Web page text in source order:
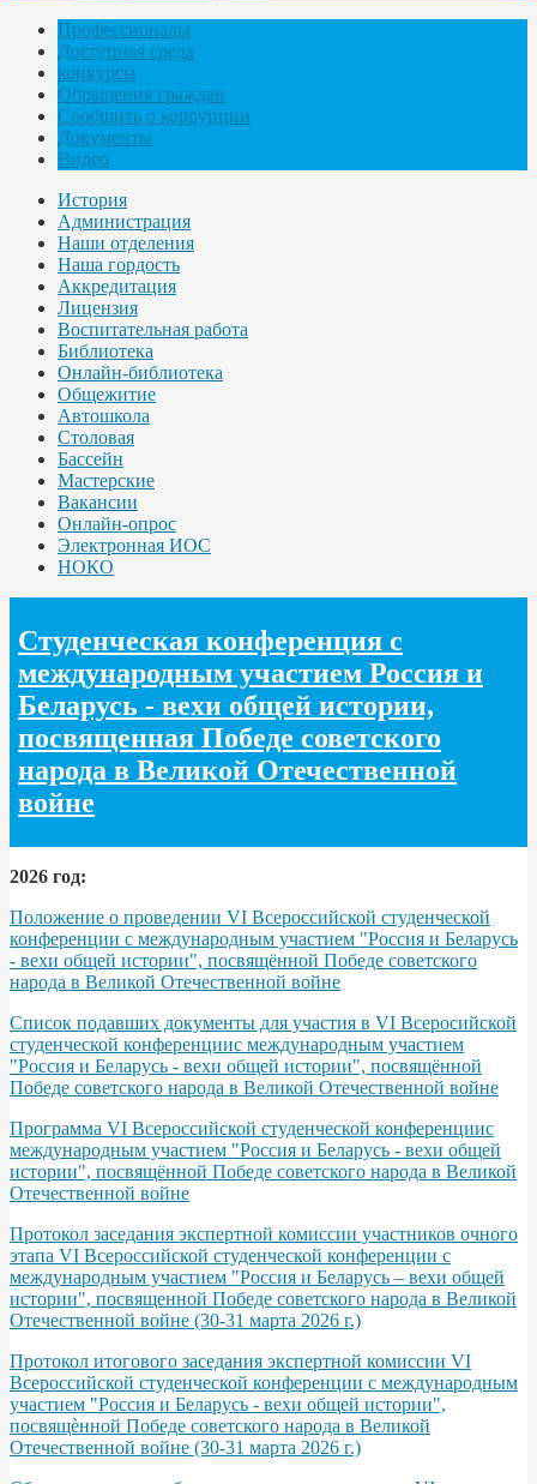
Профессионалы
Доступная среда
конкурсы
Обращения граждан
Сообщить о коррупции
Документы
Видео
История
Администрация
Наши отделения
Наша гордость
Аккредитация
Лицензия
Воспитательная работа
Библиотека
Онлайн-библиотека
Общежитие
Автошкола
Столовая
Бассейн
Мастерские
Вакансии
Онлайн-опрос
Электронная ИОС
НОКО
Студенческая конференция с
международным участием Россия и
Беларусь - вехи общей истории,
посвященная Победе советского
народа в Великой Отечественной
войне
2026 год:
Положение о проведении VI Всероссийской студенческой
конференции с международным участием "Россия и Беларусь
- вехи общей истории", посвящённой Победе советского
народа в Великой Отечественной войне
Список подавших документы для участия в VI Всеросийской
студенческой конференциис международным участием
"Россия и Беларусь - вехи общей истории", посвящённой
Победе советского народа в Великой Отечественной войне
Программа VІ Всероссийской студенческой конференциис
международным участием "Россия и Беларусь - вехи общей
истории", посвящённой Победе советского народа в Великой
Отечественной войне
Протокол заседания экспертной комиссии участников очного
этапа VI Всероссийской студенческой конференции с
международным участием "Россия и Беларусь – вехи общей
истории", посвященной Победе советского народа в Великой
Отечественной войне (30-31 марта 2026 г.)
Протокол итогового заседания экспертной комиссии VI
Всероссийской студенческой конференции с международным
участием "Россия и Беларусь - вехи общей истории",
посвящѐнной Победе советского народа в Великой
Отечественной войне (30-31 марта 2026 г.)